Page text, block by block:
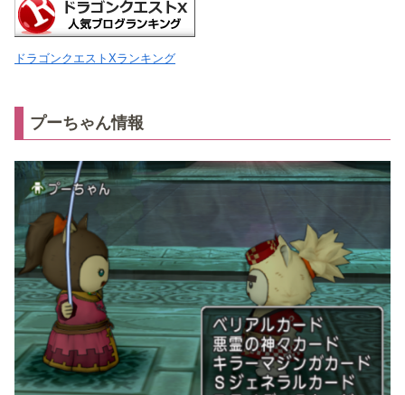
ドラゴンクエストXランキング
プーちゃん情報